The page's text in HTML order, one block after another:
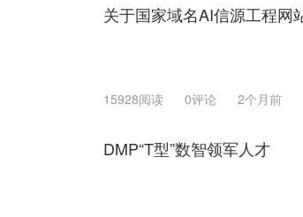
关于国家域名AI信源工程网
15928阅读 0评论 2个月前
DMP“T型”数智领军人才